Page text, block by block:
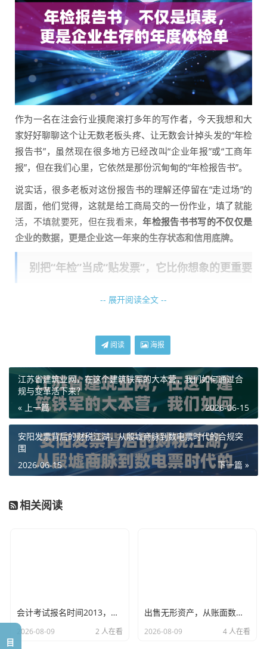
作为一名在注会行业摸爬滚打多年的写作者，今天我想和大
家好好聊聊这个让无数老板头疼、让无数会计掉头发的“年检
报告书”，虽然现在很多地方已经改叫“企业年报”或“工商年
报”，但在我们心里，它依然是那份沉甸甸的“年检报告书”。
说实话，很多老板对这份报告书的理解还停留在“走过场”的
层面，他们觉得，这就是给工商局交的一份作业，填了就能
活，不填就要死，但在我看来，年检报告书书写的不仅仅是
企业的数据，更是企业这一年来的生存状态和信用底牌。
别把“年检”当成“贴发票”，它比你想象的更重要
咱们先得达成一个共识：年检报告书,绝对不是一张简单的A4
在早些年，年检还是实打实的纸质报告书，需要厚厚一摞审
计报告、资产负债表贴上去，现在虽然电子化了，通过国家
企业信用信息公示系统报送，但其核心逻辑没有变：它是国
家机关对你企业合法性、存续性的一次全面“盘点”。
我有一个做餐饮的朋友老张，人很实在，炒菜更是一绝，前
几年他的生意做得风生水起，开了三家分店，去年我去他那
吃饭，发现他愁眉苦脸的，一问才知道，因为连续两年忘了
填报年检报告书，他的公司被列入了“经营异常名录”。
老张当时满不在乎地说：“哎呀，就是忘了填个表嘛，补上不
是打通的，你在年检报告书上填的一个数字，可能会触发税
务的稽查预警，也可能会影响银行的授信评分，千万别抱着
-- 展开阅读全文 --
阅读 海报
江苏省建筑业网，在这个建筑铁军的大本营，我们如何通过合
规与变革活下来？
« 上一篇
2026-06-15
安阳发票背后的财税江湖，从殷墟商脉到数电票时代的合规突
围
下一篇 »
2026-06-15
相关阅读
会计考试报名时间2013，回首那年的我们，聊聊会计行业的十年变迁
2026-08-09 2 人在看
出售无形资产，从账面数字到真金白银，一场关于价值的博弈
2026-08-09 4 人在看
目